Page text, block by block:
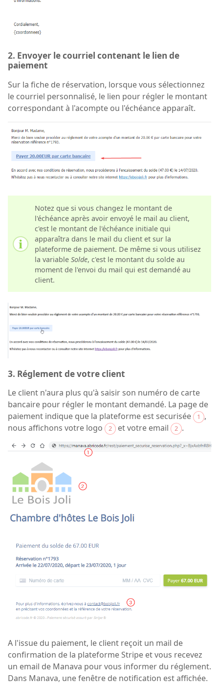
2. Envoyer le courriel contenant le lien de
paiement
Sur la fiche de réservation, lorsque vous sélectionnez
le courriel personnalisé, le lien pour régler le montant
correspondant à l'acompte ou l'échéance apparaît.
Notez que si vous changez le montant de
l'échéance après avoir envoyé le mail au client,
c'est le montant de l'échéance initiale qui
apparaîtra dans le mail du client et sur la
plateforme de paiement. De même si vous utilisez
la variable Solde, c'est le montant du solde au
moment de l'envoi du mail qui est demandé au
client.
3. Réglement de votre client
Le client n'aura plus qu'à saisir son numéro de carte
bancaire pour régler le montant demandé. La page de
paiement indique que la plateforme est securisée
1
,
nous affichons votre logo
2 et votre email 2 .
A l'issue du paiement, le client reçoit un mail de
confirmation de la plateforme Stripe et vous recevez
un email de Manava pour vous informer du réglement.
Dans Manava, une fenêtre de notification est affichée.